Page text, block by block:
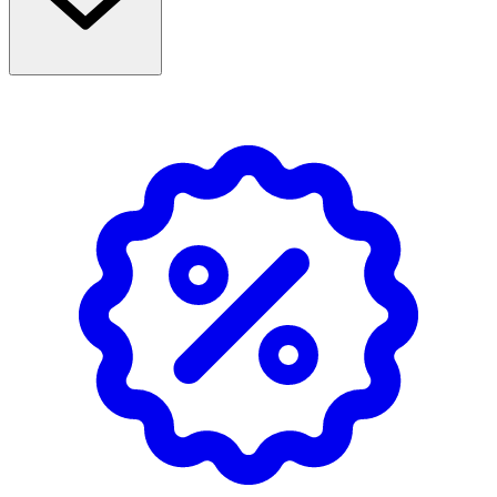
slitstark, smak- och doftfri samt lätt att rengöra.
Sköldens välventilerade design minimerar hudirritation
enligt europeisk säkerhetsstandard EN-
1400:2013+A2:2018.
Egenskaper
- Självlysande knopp – lätt att hitta i mörker
- Mindre storlek – anpassad för nyfödda
- Symmetrisk sugdel i medicinskt silikon
- Välventilerad sköld – minskar hudirritation
- Smak- och doftfri
- Färg: Beige, 2-pack